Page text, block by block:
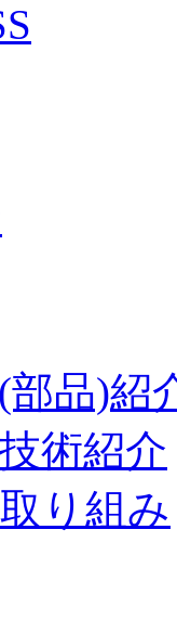
品)紹
術紹介
り組み